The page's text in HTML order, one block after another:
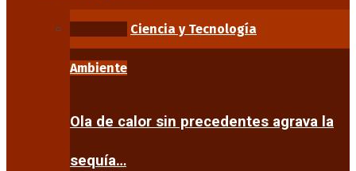
Ciencia y Tecnología
Ambiente
Ola de calor sin precedentes agrava la
sequía…